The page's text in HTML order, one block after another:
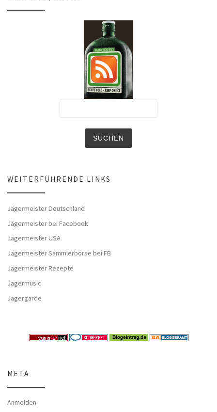
WEITERFÜHRENDE LINKS
Jägermeister Deutschland
Jägermeister bei Facebook
Jägermeister USA
Jägermeister Sammlerbörse bei FB
Jägermeister Rezepte
Jägermusic
Jägergarde
META
Anmelden